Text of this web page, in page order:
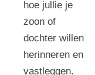
hoe jullie je
zoon of
dochter willen
herinneren en
vastleggen.